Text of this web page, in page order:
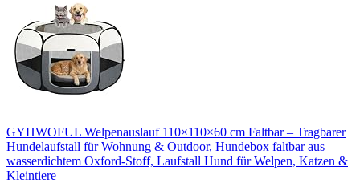
GYHWOFUL Welpenauslauf 110×110×60 cm Faltbar – Tragbarer
Hundelaufstall für Wohnung & Outdoor, Hundebox faltbar aus
wasserdichtem Oxford-Stoff, Laufstall Hund für Welpen, Katzen &
Kleintiere